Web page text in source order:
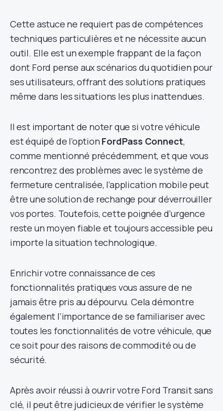
Cette astuce ne requiert pas de compétences
techniques particulières et ne nécessite aucun
outil. Elle est un exemple frappant de la façon
dont Ford pense aux scénarios du quotidien pour
ses utilisateurs, offrant des solutions pratiques
même dans les situations les plus inattendues.
Il est important de noter que si votre véhicule
est équipé de l’option FordPass Connect,
comme mentionné précédemment, et que vous
rencontrez des problèmes avec le système de
fermeture centralisée, l’application mobile peut
être une solution de rechange pour déverrouiller
vos portes. Toutefois, cette poignée d’urgence
reste un moyen fiable et toujours accessible peu
importe la situation technologique.
Enrichir votre connaissance de ces
fonctionnalités pratiques vous assure de ne
jamais être pris au dépourvu. Cela démontre
également l’importance de se familiariser avec
toutes les fonctionnalités de votre véhicule, que
ce soit pour des raisons de commodité ou de
sécurité.
Après avoir réussi à ouvrir votre Ford Transit sans
clé, il peut être judicieux de vérifier le système